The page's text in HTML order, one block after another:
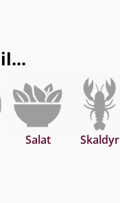
Salat Skaldyr